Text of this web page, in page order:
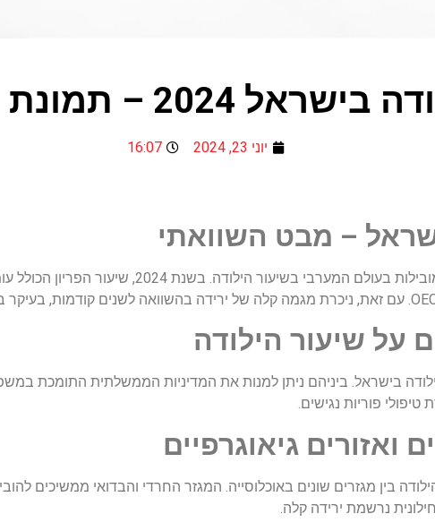
– תמונת מצב עדכנית
יוני 23, 2024 16:07
– מבט השוואתי
על שיעור הילודה
בישראל. ביניהם ניתן למנות את המדיניות הממשלתית התומכת
פוריות נגישים.
ואזורים גיאוגרפיים
בין מגזרים שונים באוכלוסייה. המגזר החרדי והבדואי ממשיכים
נרשמת ירידה קלה.